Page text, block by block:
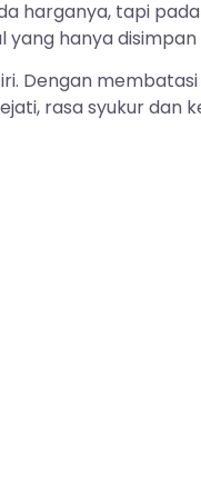
harganya, tapi
hanya disimpan
Dengan
rasa syukur dan